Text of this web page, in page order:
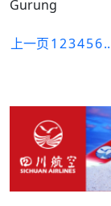
Gurung
上一页1 23456